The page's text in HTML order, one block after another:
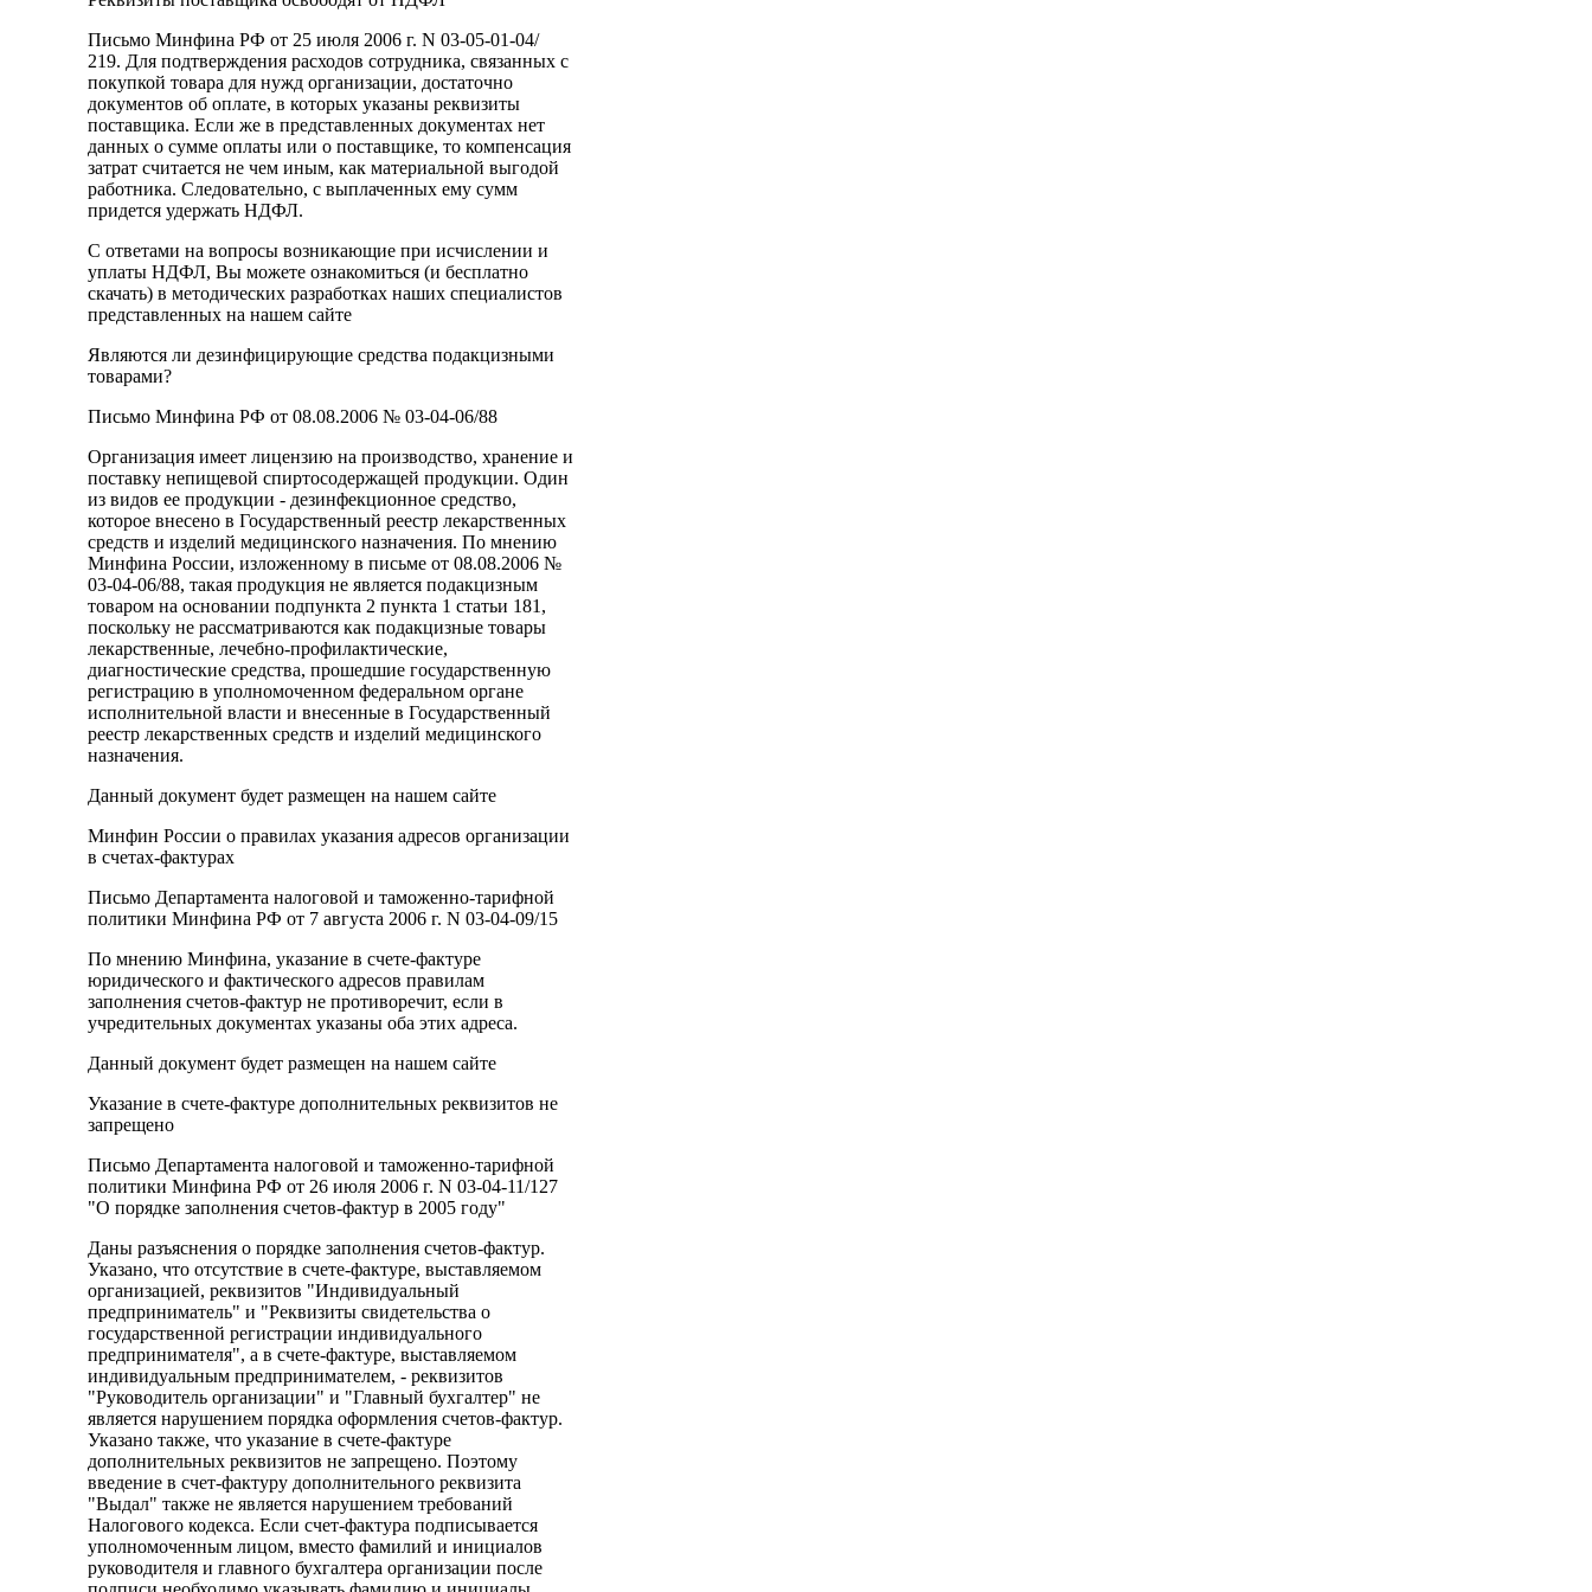
Письмо Минфина РФ от 25 июля 2006 г. N 03-05-01-04/
219. Для подтверждения расходов сотрудника, связанных с
покупкой товара для нужд организации, достаточно
документов об оплате, в которых указаны реквизиты
поставщика. Если же в представленных документах нет
данных о сумме оплаты или о поставщике, то компенсация
затрат считается не чем иным, как материальной выгодой
работника. Следовательно, с выплаченных ему сумм
придется удержать НДФЛ.
С ответами на вопросы возникающие при исчислении и
уплаты НДФЛ, Вы можете ознакомиться (и бесплатно
скачать) в методических разработках наших специалистов
представленных на нашем сайте
Являются ли дезинфицирующие средства подакцизными
товарами?
Письмо Минфина РФ от 08.08.2006 № 03-04-06/88
Организация имеет лицензию на производство, хранение и
поставку непищевой спиртосодержащей продукции. Один
из видов ее продукции - дезинфекционное средство,
которое внесено в Государственный реестр лекарственных
средств и изделий медицинского назначения. По мнению
Минфина России, изложенному в письме от 08.08.2006 №
03-04-06/88, такая продукция не является подакцизным
товаром на основании подпункта 2 пункта 1 статьи 181,
поскольку не рассматриваются как подакцизные товары
лекарственные, лечебно-профилактические,
диагностические средства, прошедшие государственную
регистрацию в уполномоченном федеральном органе
исполнительной власти и внесенные в Государственный
реестр лекарственных средств и изделий медицинского
назначения.
Данный документ будет размещен на нашем сайте
Минфин России о правилах указания адресов организации
в счетах-фактурах
Письмо Департамента налоговой и таможенно-тарифной
политики Минфина РФ от 7 августа 2006 г. N 03-04-09/15
По мнению Минфина, указание в счете-фактуре
юридического и фактического адресов правилам
заполнения счетов-фактур не противоречит, если в
учредительных документах указаны оба этих адреса.
Данный документ будет размещен на нашем сайте
Указание в счете-фактуре дополнительных реквизитов не
запрещено
Письмо Департамента налоговой и таможенно-тарифной
политики Минфина РФ от 26 июля 2006 г. N 03-04-11/127
"О порядке заполнения счетов-фактур в 2005 году"
Даны разъяснения о порядке заполнения счетов-фактур.
Указано, что отсутствие в счете-фактуре, выставляемом
организацией, реквизитов "Индивидуальный
предприниматель" и "Реквизиты свидетельства о
государственной регистрации индивидуального
предпринимателя", а в счете-фактуре, выставляемом
индивидуальным предпринимателем, - реквизитов
"Руководитель организации" и "Главный бухгалтер" не
является нарушением порядка оформления счетов-фактур.
Указано также, что указание в счете-фактуре
дополнительных реквизитов не запрещено. Поэтому
введение в счет-фактуру дополнительного реквизита
"Выдал" также не является нарушением требований
Налогового кодекса. Если счет-фактура подписывается
уполномоченным лицом, вместо фамилий и инициалов
руководителя и главного бухгалтера организации после